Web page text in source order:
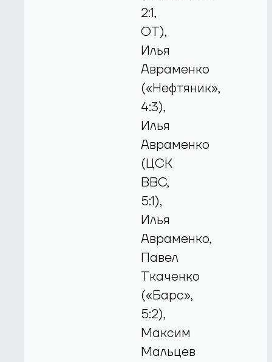
2:1,
ОТ),
Илья
Авраменко
(«Нефтяник»,
4:3),
Илья
Авраменко
(ЦСК
ВВС,
5:1),
Илья
Авраменко,
Павел
Ткаченко
(«Барс»,
5:2),
Максим
Мальцев